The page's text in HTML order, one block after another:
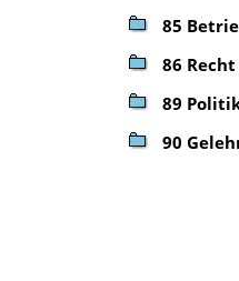
85
86 Recht
89
90